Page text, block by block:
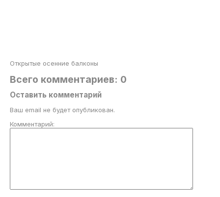
Открытые осенние балконы
Всего комментариев: 0
Оставить комментарий
Ваш email не будет опубликован.
Комментарий: